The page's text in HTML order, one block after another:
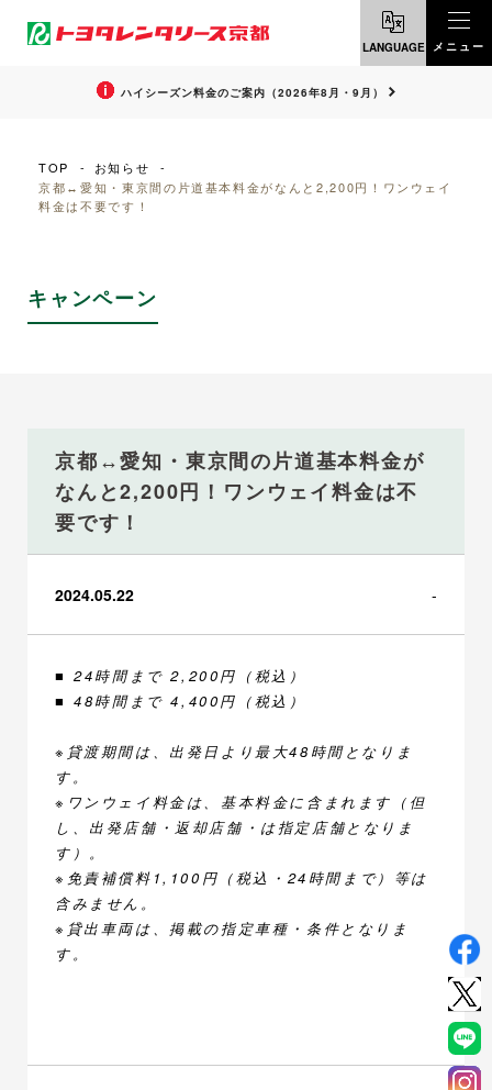
LANGUAGE
ENGLISH
メニュー
ハイシーズン料金のご案内（2026年8月・9月）
TOP
お知らせ
京都↔愛知・東京間の片道基本料金がなんと2,200円！ワンウェイ
料金は不要です！
キャンペーン
京都↔愛知・東京間の片道基本料金が
なんと2,200円！ワンウェイ料金は不
要です！
2024.05.22 -
■ 24時間まで 2,200円（税込）
■ 48時間まで 4,400円（税込）
※貸渡期間は、出発日より最大48時間となりま
す。
※ワンウェイ料金は、基本料金に含まれます（但
し、出発店舗・返却店舗・は指定店舗となりま
す）。
※免責補償料1,100円（税込・24時間まで）等は
含みません。
※貸出車両は、掲載の指定車種・条件となりま
す。